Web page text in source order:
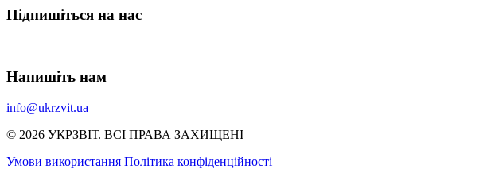
Підпишіться на нас
Напишіть нам
info@ukrzvit.ua
© 2026 УКРЗВIТ. ВСI ПРАВА ЗАХИЩЕНI
Умови використання Політика конфіденційності